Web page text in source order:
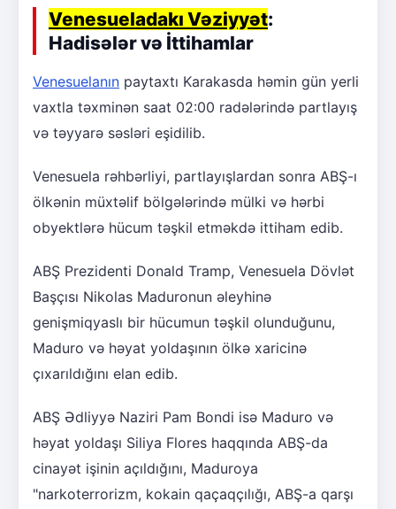
Venesueladakı Vəziyyət:
Hadisələr və İttihamlar
Venesuelanın paytaxtı Karakasda həmin gün yerli
vaxtla təxminən saat 02:00 radələrində partlayış
və təyyarə səsləri eşidilib.
Venesuela rəhbərliyi, partlayışlardan sonra ABŞ-ı
ölkənin müxtəlif bölgələrində mülki və hərbi
obyektlərə hücum təşkil etməkdə ittiham edib.
ABŞ Prezidenti Donald Tramp, Venesuela Dövlət
Başçısı Nikolas Maduronun əleyhinə
genişmiqyaslı bir hücumun təşkil olunduğunu,
Maduro və həyat yoldaşının ölkə xaricinə
çıxarıldığını elan edib.
ABŞ Ədliyyə Naziri Pam Bondi isə Maduro və
həyat yoldaşı Siliya Flores haqqında ABŞ-da
cinayət işinin açıldığını, Maduroya
"narkoterrorizm, kokain qaçaqçılığı, ABŞ-a qarşı